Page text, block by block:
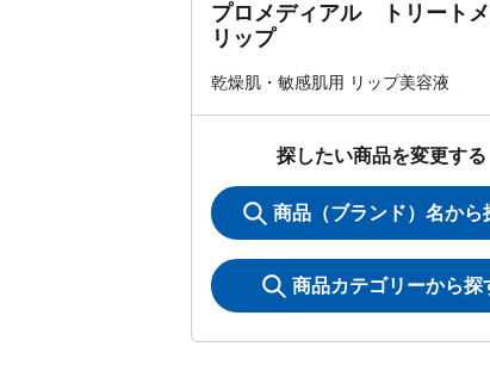
プロメディアル トリートメ
リップ
乾燥肌・敏感肌用 リップ美容液
探したい商品を変更する
商品（ブランド）名から
商品カテゴリーから探